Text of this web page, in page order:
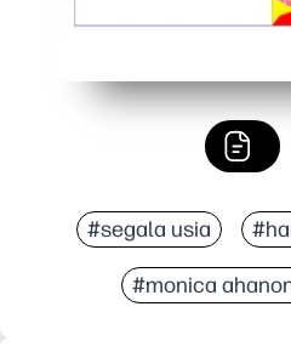
#segala usia
#monica